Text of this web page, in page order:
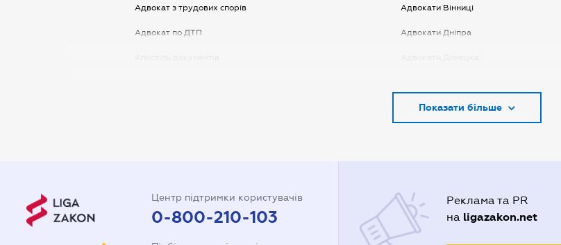
Адвокат з трудових спорів
Адвокат по ДТП
Адвокати Вінниці
Адвокати Дніпра
Адвокати Києва
Адвокати Полтави
Адвокати Харькова
Показати більше
Центр підтримки користувачів
0-800-210-103
Реклама та PR
на ligazakon.net